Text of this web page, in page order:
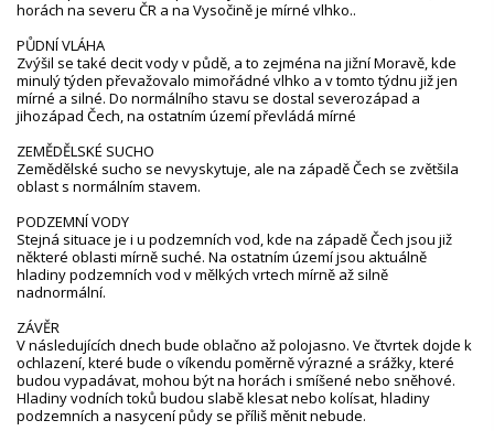
horách na severu ČR a na Vysočině je mírné vlhko..
PŮDNÍ VLÁHA
Zvýšil se také deficit vody v půdě, a to zejména na jižní Moravě, kde
minulý týden převažovalo mimořádné vlhko a v tomto týdnu již jen
mírné a silné. Do normálního stavu se dostal severozápad a
jihozápad Čech, na ostatním území převládá mírné
ZEMĚDĚLSKÉ SUCHO
Zemědělské sucho se nevyskytuje, ale na západě Čech se zvětšila
oblast s normálním stavem.
PODZEMNÍ VODY
Stejná situace je i u podzemních vod, kde na západě Čech jsou již
některé oblasti mírně suché. Na ostatním území jsou aktuálně
hladiny podzemních vod v mělkých vrtech mírně až silně
nadnormální.
ZÁVĚR
V následujících dnech bude oblačno až polojasno. Ve čtvrtek dojde k
ochlazení, které bude o víkendu poměrně výrazné a srážky, které
budou vypadávat, mohou být na horách i smíšené nebo sněhové.
Hladiny vodních toků budou slabě klesat nebo kolísat, hladiny
podzemních a nasycení půdy se příliš měnit nebude.